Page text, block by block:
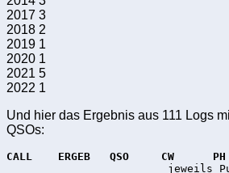
2017 3
2018 2
2019 1
2020 1
2021 5
2022 1
Und hier das Ergebnis aus 111 Logs
QSOs: